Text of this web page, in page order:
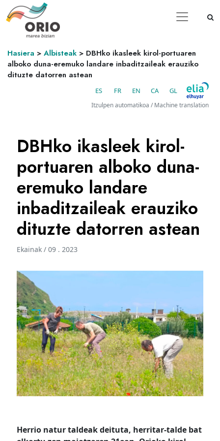
Hasiera > Albisteak > DBHko ikasleek kirol-portuaren
alboko duna-eremuko landare inbaditzaileak erauziko
dituzte datorren astean
ES FR EN CA GL
Itzulpen automatikoa / Machine translation
DBHko ikasleek kirol-
portuaren alboko duna-
eremuko landare
inbaditzaileak erauziko
dituzte datorren astean
Ekainak / 09 . 2023
Herrio natur taldeak deituta, herritar-talde bat